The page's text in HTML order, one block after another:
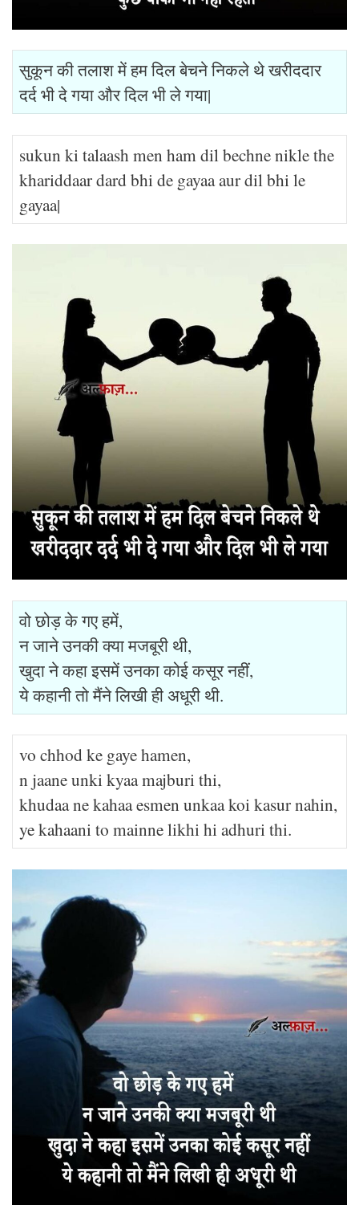
सुकून की तलाश में हम दिल बेचने निकले थे खरीददार
दर्द भी दे गया और दिल भी ले गया|
sukun ki talaash men ham dil bechne nikle the
khariddaar dard bhi de gayaa aur dil bhi le
gayaa|
वो छोड़ के गए हमें,
न जाने उनकी क्या मजबूरी थी,
खुदा ने कहा इसमें उनका कोई कसूर नहीं,
ये कहानी तो मैंने लिखी ही अधूरी थी.
vo chhod ke gaye hamen,
n jaane unki kyaa majburi thi,
khudaa ne kahaa esmen unkaa koi kasur nahin,
ye kahaani to mainne likhi hi adhuri thi.